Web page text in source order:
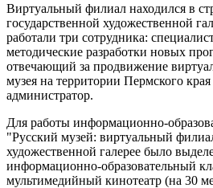
Виртуальный филиал находился в
государственной художественной
работали три сотрудника:
методические разработки новых
отвечающий за продвижение
музея на территории Пермского
администратор.
Для работы информационно-
"Русский музей: виртуальный
художественной галерее было
информационно-образовательный
мультимедийный кинотеатр (на 30